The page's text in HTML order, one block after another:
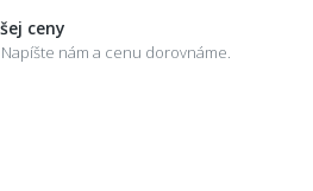
ceny
nám a cenu dorovnáme.